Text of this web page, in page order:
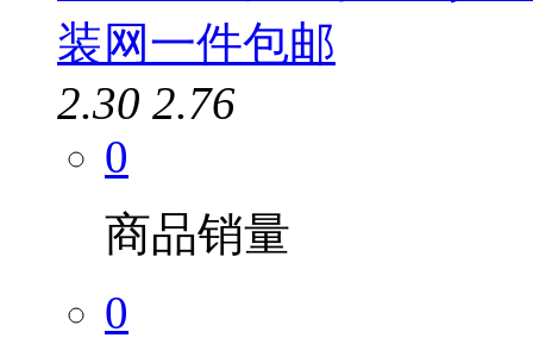
装网一件包邮
2.30 2.76
0
商品销量
0